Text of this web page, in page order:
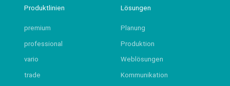
Produktlinien
premium
professional
vario
trade
Lösungen
Planung
Produktion
Weblösungen
Kommunikation